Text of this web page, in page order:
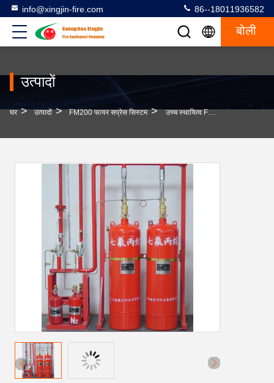
info@xingjin-fire.com 86--18011936582
बोली
उत्पादों
घर > उत्पादों > FM200 फायर सप्रेस सिस्टम > उच्च स्थायित्व FM200 जलरोधक प्रणाली त्वरित डिस्चार्ज ≤10s के साथ